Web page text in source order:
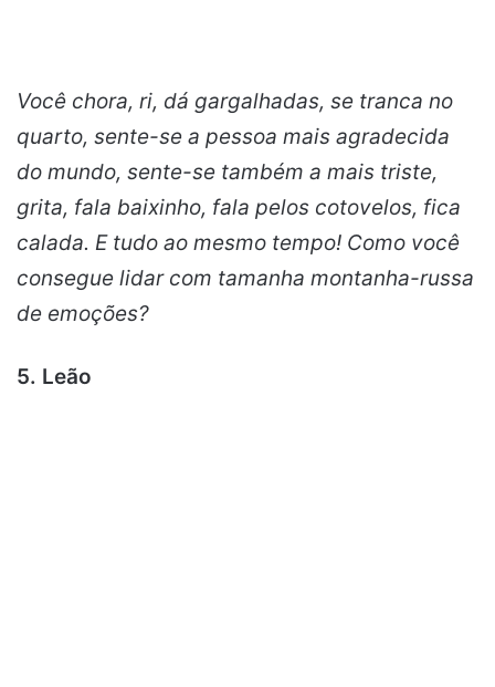
Você chora, ri, dá gargalhadas, se tranca no
quarto, sente-se a pessoa mais agradecida
do mundo, sente-se também a mais triste,
grita, fala baixinho, fala pelos cotovelos, fica
calada. E tudo ao mesmo tempo! Como você
consegue lidar com tamanha montanha-russa
de emoções?
5. Leão